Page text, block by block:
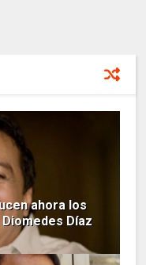
ahora los
Díaz